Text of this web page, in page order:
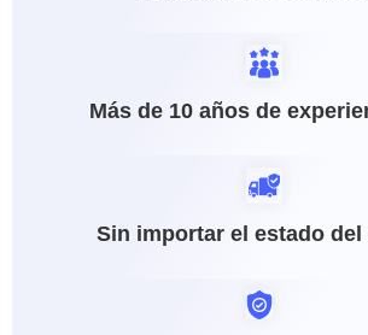
Más de 10 años de
Sin importar el estado del